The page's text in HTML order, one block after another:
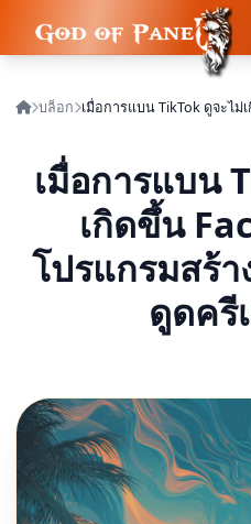
บล็อก
เมื่อการแบน
เกิดขึ้น
โปรแกรมสร้า
ดูดครี